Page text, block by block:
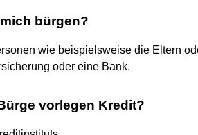
bürgen?
wie beispielsweise die Eltern
oder eine Bank.
vorlegen Kredit?